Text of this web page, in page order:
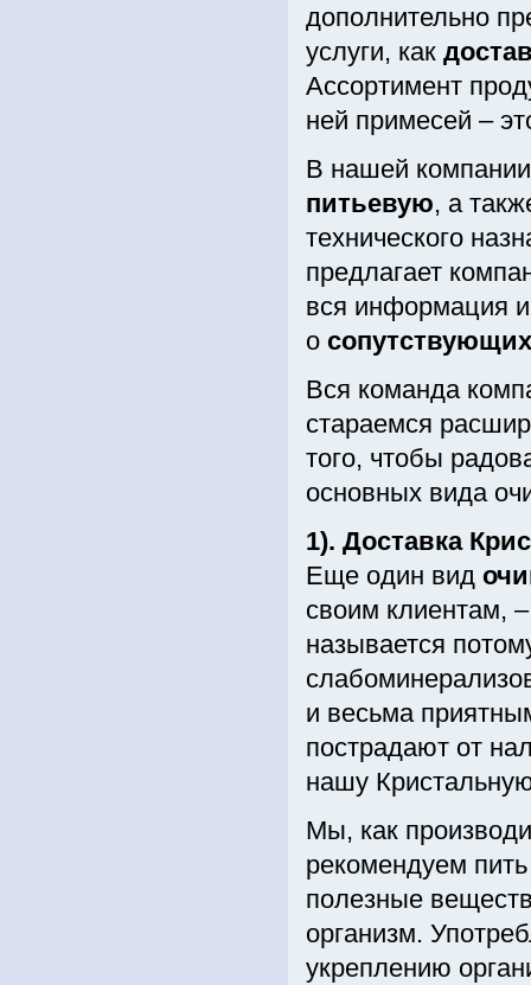
дополнительно
услуги, как
Ассортимент
ней примесей –
В нашей
питьевую, а
технического
предлагает
вся информация
о
Вся команда
стараемся
того, чтобы
основных вида
1). Доставка
Еще один вид
своим клиентам,
называется
и весьма
пострадают от
нашу
Мы, как
рекомендуем
полезные
организм.
укреплению